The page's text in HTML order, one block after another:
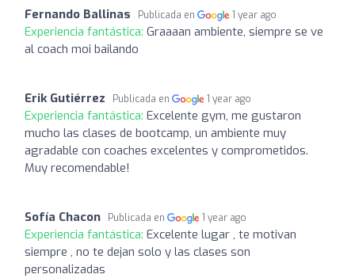
Fernando Ballinas Publicada en 1 year ago
Experiencia fantástica: Graaaan ambiente, siempre se ve
al coach moi bailando
Erik Gutiérrez Publicada en 1 year ago
Experiencia fantástica: Excelente gym, me gustaron
mucho las clases de bootcamp, un ambiente muy
agradable con coaches excelentes y comprometidos.
Muy recomendable!
Sofía Chacon Publicada en 1 year ago
Experiencia fantástica: Excelente lugar , te motivan
siempre , no te dejan solo y las clases son
personalizadas